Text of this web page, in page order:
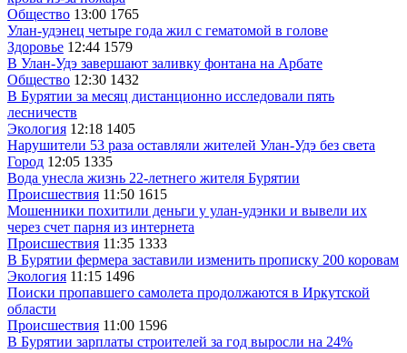
Общество 13:00 1765
Улан-удэнец четыре года жил с гематомой в голове
Здоровье 12:44 1579
В Улан-Удэ завершают заливку фонтана на Арбате
Общество 12:30 1432
В Бурятии за месяц дистанционно исследовали пять
лесничеств
Экология 12:18 1405
Нарушители 53 раза оставляли жителей Улан-Удэ без света
Город 12:05 1335
Вода унесла жизнь 22-летнего жителя Бурятии
Происшествия 11:50 1615
Мошенники похитили деньги у улан-удэнки и вывели их
через счет парня из интернета
Происшествия 11:35 1333
В Бурятии фермера заставили изменить прописку 200 коровам
Экология 11:15 1496
Поиски пропавшего самолета продолжаются в Иркутской
области
Происшествия 11:00 1596
В Бурятии зарплаты строителей за год выросли на 24%